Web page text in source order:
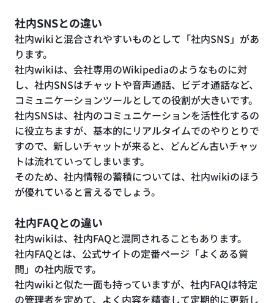
社内SNSとの違い
社内wikiと混合されやすいものとして「社内SNS」があ
ります。
社内wikiは、会社専用のWikipediaのようなものに対
し、社内SNSはチャットや音声通話、ビデオ通話など、
コミュニケーションツールとしての役割が大きいです。
社内SNSは、社内のコミュニケーションを活性化するの
に役立ちますが、基本的にリアルタイムでのやりとりで
すので、新しいチャットが来ると、どんどん古いチャッ
トは流れていってしまいます。
そのため、社内情報の蓄積については、社内wikiのほう
が優れていると言えるでしょう。
社内FAQとの違い
社内wikiは、社内FAQと混同されることもあります。
社内FAQとは、公式サイトの定番ページ「よくある質
問」の社内版です。
社内wikiと似た一面も持っていますが、社内FAQは特定
の管理者を定めて、よく内容を精査して定期的に更新し